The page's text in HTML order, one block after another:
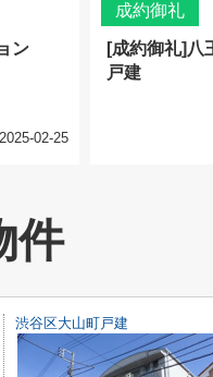
ン
2025-02-25
成約御礼
[成約御礼]八
戸建
件
渋谷区大山町戸建